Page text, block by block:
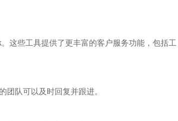
这些工具提供了更丰富的客户服务功能，包括工
队可以及时回复并跟进。